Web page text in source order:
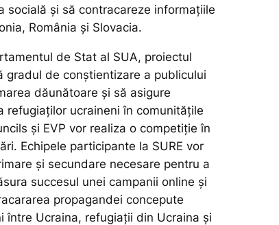
socială și să contracareze informațiile
România și Slovacia.
de Stat al SUA, proiectul
gradul de conștientizare a publicului
dăunătoare și să asigure
refugiaților ucraineni în comunitățile
și EVP vor realiza o competiție în
Echipele participante la SURE vor
și secundare necesare pentru a
succesul unei campanii online și
propagandei concepute
între Ucraina, refugiații din Ucraina și